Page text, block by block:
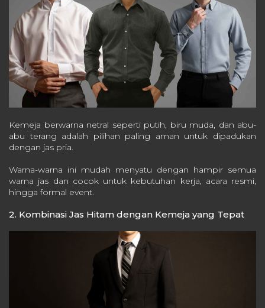
Kemeja berwarna netral seperti putih, biru muda, dan abu-
abu terang adalah pilihan paling aman untuk dipadukan
dengan jas pria.
Warna-warna ini mudah menyatu dengan hampir semua
warna jas dan cocok untuk kebutuhan kerja, acara resmi,
hingga formal event.
2. Kombinasi Jas Hitam dengan Kemeja yang Tepat